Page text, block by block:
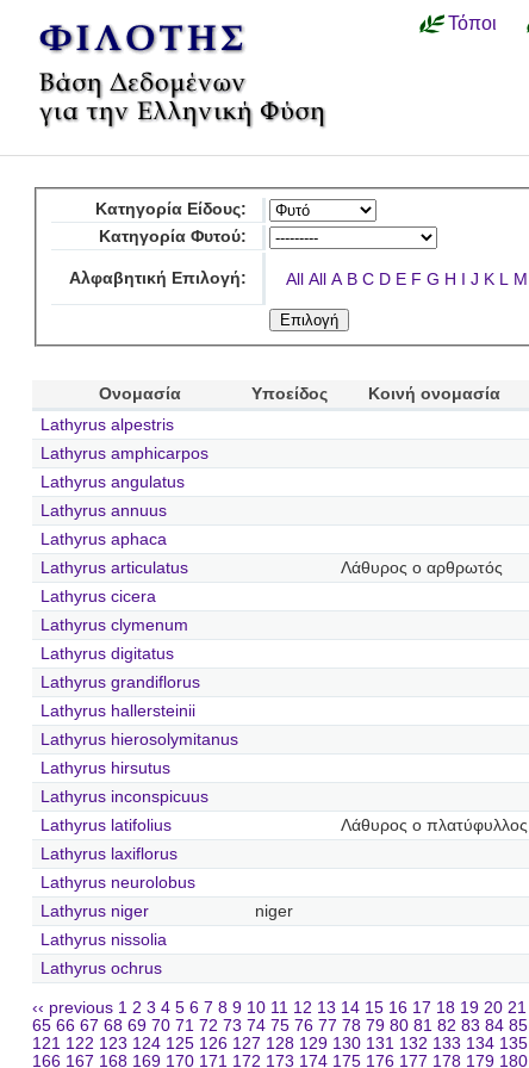
Τόποι
Κατηγορία Είδους:
Κατηγορία Φυτού:
Αλφαβητική Επιλογή: All All A B C D E F G H I J K L M
Ονομασία Υποείδος Κοινή ονομασία
Lathyrus alpestris
Lathyrus amphicarpos
Lathyrus angulatus
Lathyrus annuus
Lathyrus aphaca
Lathyrus articulatus
Λάθυρος ο αρθρωτός
Lathyrus cicera
Lathyrus clymenum
Lathyrus digitatus
Lathyrus grandiflorus
Lathyrus hallersteinii
Lathyrus hierosolymitanus
Lathyrus hirsutus
Lathyrus inconspicuus
Lathyrus latifolius
Λάθυρος ο πλατύφυλλος
Lathyrus laxiflorus
Lathyrus neurolobus
Lathyrus niger
niger
Lathyrus nissolia
Lathyrus ochrus
‹‹ previous 1 2 3 4 5 6 7 8 9 10 11 12 13 14 15 16 17 18 19 20 21
65 66 67 68 69 70 71 72 73 74 75 76 77 78 79 80 81 82 83 84 85
121 122 123 124 125 126 127 128 129 130 131 132 133 134 135
166 167 168 169 170 171 172 173 174 175 176 177 178 179 180